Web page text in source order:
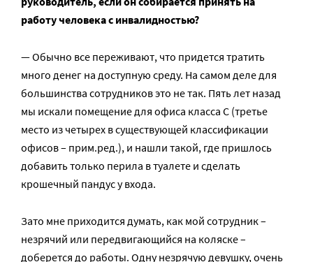
работу человека с инвалидностью?
— Обычно все переживают, что придется тратить
много денег на доступную среду. На самом деле для
большинства сотрудников это не так. Пять лет назад
мы искали помещение для офиса класса С (третье
место из четырех в существующей классификации
офисов – прим.ред.), и нашли такой, где пришлось
добавить только перила в туалете и сделать
крошечный пандус у входа.
Зато мне приходится думать, как мой сотрудник –
незрячий или передвигающийся на коляске –
доберется до работы. Одну незрячую девушку, очень